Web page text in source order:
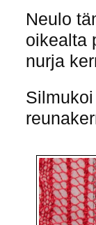
Neulo
oikealta
nurja